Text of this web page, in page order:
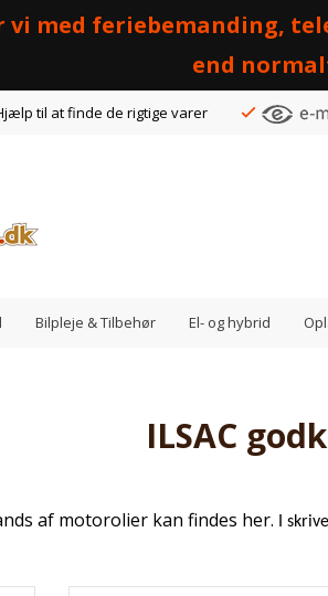
vi med
end
til at finde de rigtige varer
Bilpleje & Tilbehør El- og hybrid
ILSAC
af motorolier kan findes her. I